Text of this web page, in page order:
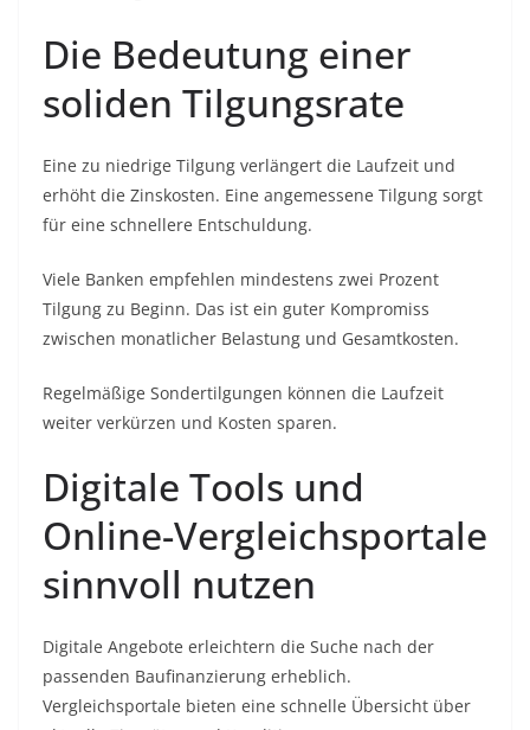
Die Bedeutung einer
soliden Tilgungsrate
Eine zu niedrige Tilgung verlängert die Laufzeit und
erhöht die Zinskosten. Eine angemessene Tilgung sorgt
für eine schnellere Entschuldung.
Viele Banken empfehlen mindestens zwei Prozent
Tilgung zu Beginn. Das ist ein guter Kompromiss
zwischen monatlicher Belastung und Gesamtkosten.
Regelmäßige Sondertilgungen können die Laufzeit
weiter verkürzen und Kosten sparen.
Digitale Tools und
Online-Vergleichsportale
sinnvoll nutzen
Digitale Angebote erleichtern die Suche nach der
passenden Baufinanzierung erheblich.
Vergleichsportale bieten eine schnelle Übersicht über